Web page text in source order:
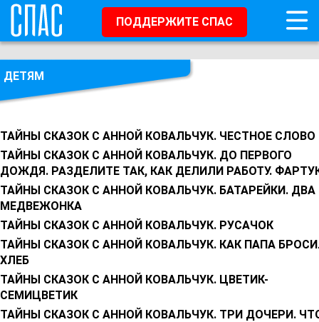
ПОДДЕРЖИТЕ СПАС
ДЕТЯМ
ТАЙНЫ СКАЗОК С АННОЙ КОВАЛЬЧУК. ЧЕСТНОЕ СЛОВО
ТАЙНЫ СКАЗОК С АННОЙ КОВАЛЬЧУК. ДО ПЕРВОГО
ДОЖДЯ. РАЗДЕЛИТЕ ТАК, КАК ДЕЛИЛИ РАБОТУ.
ТАЙНЫ СКАЗОК С АННОЙ КОВАЛЬЧУК. БАТАРЕЙКИ. ДВА
МЕДВЕЖОНКА
ТАЙНЫ СКАЗОК С АННОЙ КОВАЛЬЧУК. РУСАЧОК
ТАЙНЫ СКАЗОК С АННОЙ КОВАЛЬЧУК. КАК ПАПА
ХЛЕБ
ТАЙНЫ СКАЗОК С АННОЙ КОВАЛЬЧУК. ЦВЕТИК-
СЕМИЦВЕТИК
ТАЙНЫ СКАЗОК С АННОЙ КОВАЛЬЧУК. ТРИ ДОЧЕРИ.